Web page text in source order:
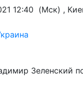
12:40 (Мск) ,
Зеленский